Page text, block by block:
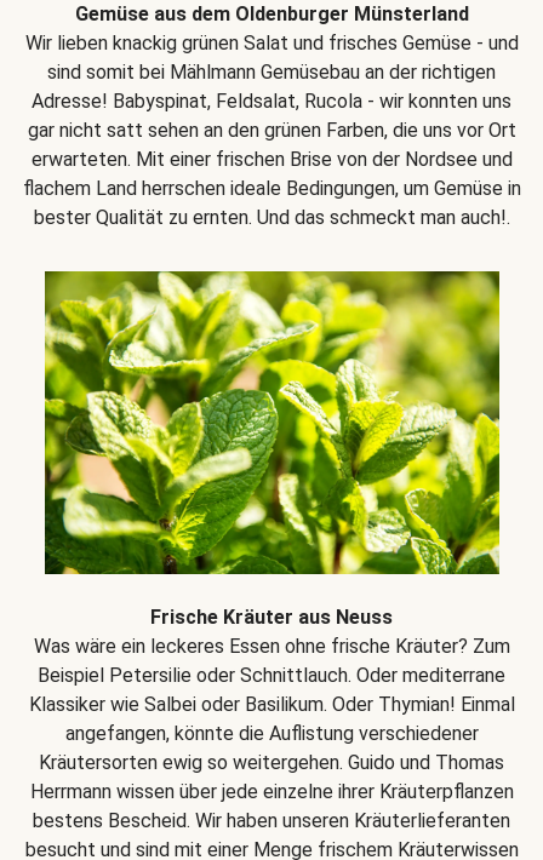
Gemüse aus dem Oldenburger Münsterland
Wir lieben knackig grünen Salat und frisches Gemüse - und
sind somit bei Mählmann Gemüsebau an der richtigen
Adresse! Babyspinat, Feldsalat, Rucola - wir konnten uns
gar nicht satt sehen an den grünen Farben, die uns vor Ort
erwarteten. Mit einer frischen Brise von der Nordsee und
flachem Land herrschen ideale Bedingungen, um Gemüse in
bester Qualität zu ernten. Und das schmeckt man auch!.
Frische Kräuter aus Neuss
Was wäre ein leckeres Essen ohne frische Kräuter? Zum
Beispiel Petersilie oder Schnittlauch. Oder mediterrane
Klassiker wie Salbei oder Basilikum. Oder Thymian! Einmal
angefangen, könnte die Auflistung verschiedener
Kräutersorten ewig so weitergehen. Guido und Thomas
Herrmann wissen über jede einzelne ihrer Kräuterpflanzen
bestens Bescheid. Wir haben unseren Kräuterlieferanten
besucht und sind mit einer Menge frischem Kräuterwissen